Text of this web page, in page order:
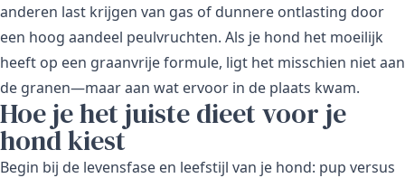
anderen last krijgen van gas of dunnere ontlasting door
een hoog aandeel peulvruchten. Als je hond het moeilijk
heeft op een graanvrije formule, ligt het misschien niet aan
de granen—maar aan wat ervoor in de plaats kwam.
Hoe je het juiste dieet voor je
hond kiest
Begin bij de levensfase en leefstijl van je hond: pup versus